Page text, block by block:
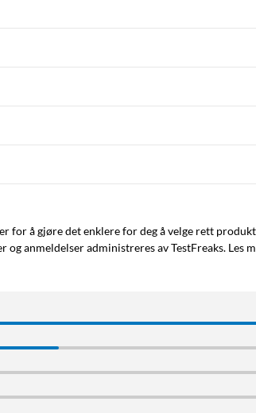
for å gjøre det enklere for deg å velge rett
anmeldelser administreres av TestFreaks. Les